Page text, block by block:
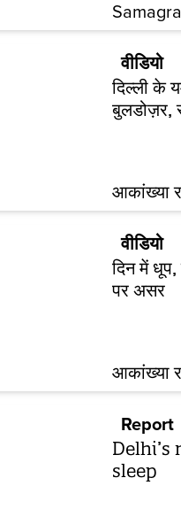
वीडियो
दिल्ली के
बुलडोज़र,
आकांख्या
वीडियो
दिन में धूप,
पर असर
आकांख्या
Report
Delhi’s
sleep